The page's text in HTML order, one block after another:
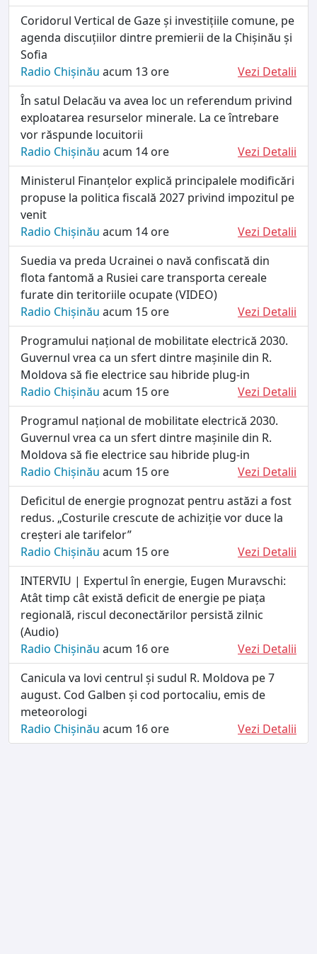
Coridorul Vertical de Gaze și investițiile comune, pe
agenda discuțiilor dintre premierii de la Chișinău și
Sofia
Radio Chișinău acum 13 ore
Vezi Detalii
În satul Delacău va avea loc un referendum privind
exploatarea resurselor minerale. La ce întrebare
vor răspunde locuitorii
Radio Chișinău acum 14 ore
Vezi Detalii
Ministerul Finanțelor explică principalele modificări
propuse la politica fiscală 2027 privind impozitul pe
venit
Radio Chișinău acum 14 ore
Vezi Detalii
Suedia va preda Ucrainei o navă confiscată din
flota fantomă a Rusiei care transporta cereale
furate din teritoriile ocupate (VIDEO)
Radio Chișinău acum 15 ore
Vezi Detalii
Programului național de mobilitate electrică 2030.
Guvernul vrea ca un sfert dintre mașinile din R.
Moldova să fie electrice sau hibride plug-in
Radio Chișinău acum 15 ore
Vezi Detalii
Programul național de mobilitate electrică 2030.
Guvernul vrea ca un sfert dintre mașinile din R.
Moldova să fie electrice sau hibride plug-in
Radio Chișinău acum 15 ore
Vezi Detalii
Deficitul de energie prognozat pentru astăzi a fost
redus. „Costurile crescute de achiziție vor duce la
creșteri ale tarifelor”
Radio Chișinău acum 15 ore
Vezi Detalii
INTERVIU | Expertul în energie, Eugen Muravschi:
Atât timp cât există deficit de energie pe piața
regională, riscul deconectărilor persistă zilnic
(Audio)
Radio Chișinău acum 16 ore
Vezi Detalii
Canicula va lovi centrul și sudul R. Moldova pe 7
august. Cod Galben și cod portocaliu, emis de
meteorologi
Radio Chișinău acum 16 ore Vezi Detalii